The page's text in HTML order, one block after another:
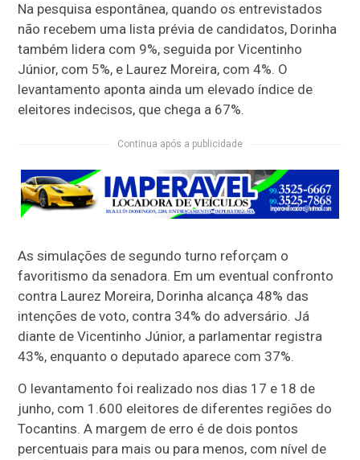
Na pesquisa espontânea, quando os entrevistados
não recebem uma lista prévia de candidatos, Dorinha
também lidera com 9%, seguida por Vicentinho
Júnior, com 5%, e Laurez Moreira, com 4%. O
levantamento aponta ainda um elevado índice de
eleitores indecisos, que chega a 67%.
Continua após a publicidade
As simulações de segundo turno reforçam o
favoritismo da senadora. Em um eventual confronto
contra Laurez Moreira, Dorinha alcança 48% das
intenções de voto, contra 34% do adversário. Já
diante de Vicentinho Júnior, a parlamentar registra
43%, enquanto o deputado aparece com 37%.
O levantamento foi realizado nos dias 17 e 18 de
junho, com 1.600 eleitores de diferentes regiões do
Tocantins. A margem de erro é de dois pontos
percentuais para mais ou para menos, com nível de